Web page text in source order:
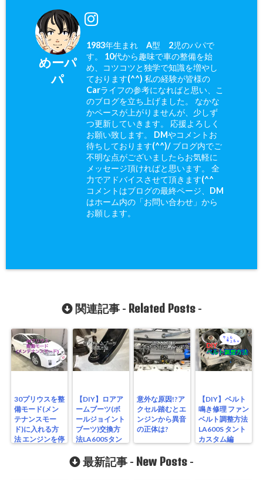
めーパ
パ
1983年生まれ A型 2児のパパで
す。 10代から趣味で車の整備を始
め、コツコツと独学で知識を増やし
ております(^^) 私の経験が皆様の
Carライフの参考になればと思い、こ
のブログを立ち上げました。 なかな
かペースが上がりませんが、少しず
つ更新していきます。 応援よろしく
お願い致します。 DMやコメントお
待ちしております(^^)/ ブログ内でご
不明な点がございましたらお気軽に
メッセージ頂ければと思います。 全
力でアドバイスさせて頂きます(^^ゞ
コメントはブログの最終ページ、DM
はホーム内の「お問い合わせ」から
お願します。
関連記事 - Related Posts-
30プリウスを整
備モード(メン
テナンスモー
ド)に入れる方
法 エンジンを停
【DIY】ロアア
ームブーツ(ボ
ールジョイント
ブーツ)交換方
法LA600Sタン
意外な原因!?ア
クセル踏むとエ
ンジンから異音
の正体は?
【DIY】ベルト
鳴き修理 ファン
ベルト調整方法
LA600S タント
カスタム編
最新記事 - New Posts -